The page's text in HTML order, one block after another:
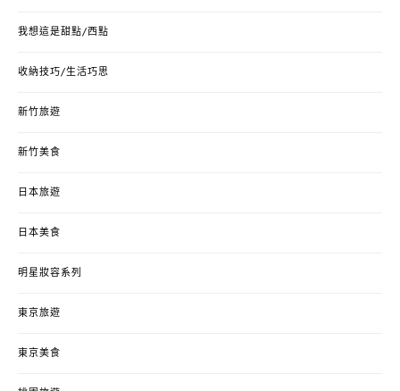
我想這是甜點/西點
收納技巧/生活巧思
新竹旅遊
新竹美食
日本旅遊
日本美食
明星妝容系列
東京旅遊
東京美食